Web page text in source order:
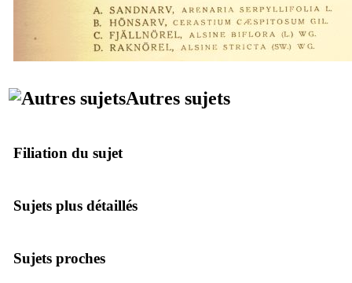
Autres sujets
Filiation du sujet
Sujets plus détaillés
Sujets proches